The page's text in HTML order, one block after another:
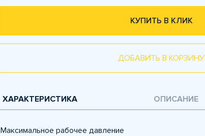
КУПИТЬ В КЛИК
ДОБАВИТЬ В КОРЗИНУ
ХАРАКТЕРИСТИКА ОПИСАНИЕ
Максимальное рабочее давление